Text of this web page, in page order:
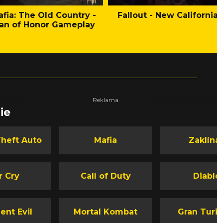
The Old Country -
of Honor Gameplay
Fallout - New
Auto Mafia
Cry Call of Duty
Evil Mortal Kombat Gran